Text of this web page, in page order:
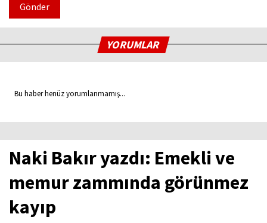
Gönder
YORUMLAR
Bu haber henüz yorumlanmamış...
Naki Bakır yazdı: Emekli ve
memur zammında görünmez
kayıp